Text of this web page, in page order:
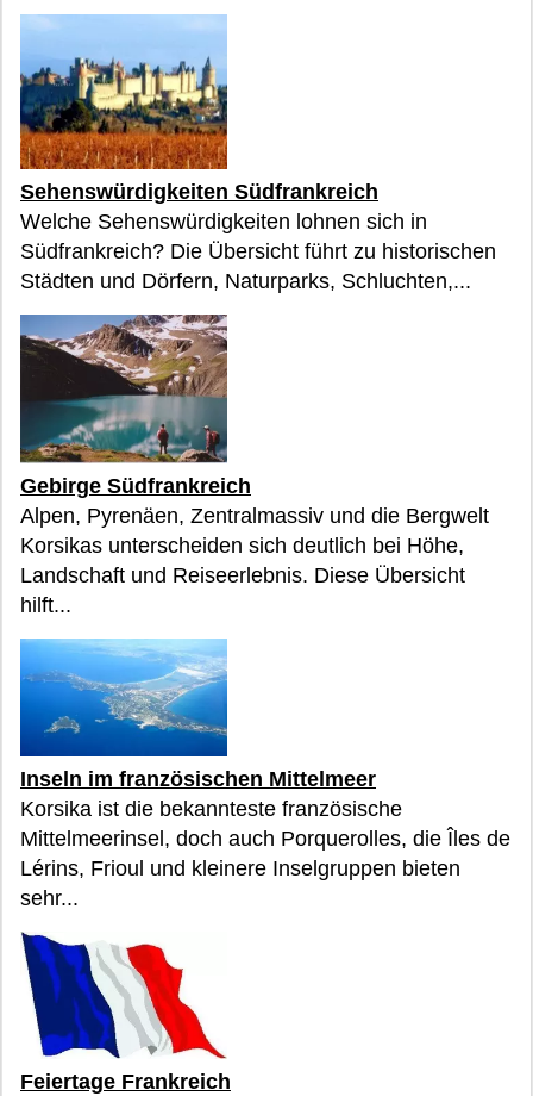
Sehenswürdigkeiten Südfrankreich
Welche Sehenswürdigkeiten lohnen sich in
Südfrankreich? Die Übersicht führt zu historischen
Städten und Dörfern, Naturparks, Schluchten,...
Gebirge Südfrankreich
Alpen, Pyrenäen, Zentralmassiv und die Bergwelt
Korsikas unterscheiden sich deutlich bei Höhe,
Landschaft und Reiseerlebnis. Diese Übersicht
hilft...
Inseln im französischen Mittelmeer
Korsika ist die bekannteste französische
Mittelmeerinsel, doch auch Porquerolles, die Îles de
Lérins, Frioul und kleinere Inselgruppen bieten
sehr...
Feiertage Frankreich